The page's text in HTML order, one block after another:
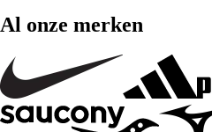
Al onze merken